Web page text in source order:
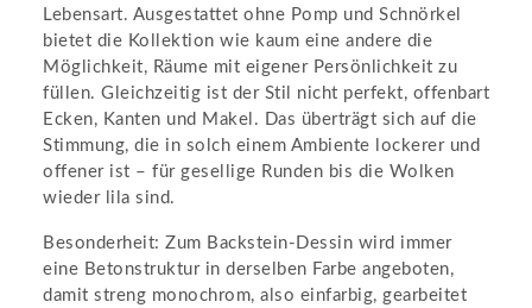
Lebensart. Ausgestattet ohne Pomp und Schnörkel
bietet die Kollektion wie kaum eine andere die
Möglichkeit, Räume mit eigener Persönlichkeit zu
füllen. Gleichzeitig ist der Stil nicht perfekt, offenbart
Ecken, Kanten und Makel. Das überträgt sich auf die
Stimmung, die in solch einem Ambiente lockerer und
offener ist – für gesellige Runden bis die Wolken
wieder lila sind.
Besonderheit: Zum Backstein-Dessin wird immer
eine Betonstruktur in derselben Farbe angeboten,
damit streng monochrom, also einfarbig, gearbeitet